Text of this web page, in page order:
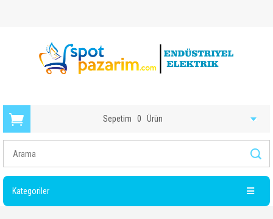
Sepetim 0 Ürün
Kategoriler